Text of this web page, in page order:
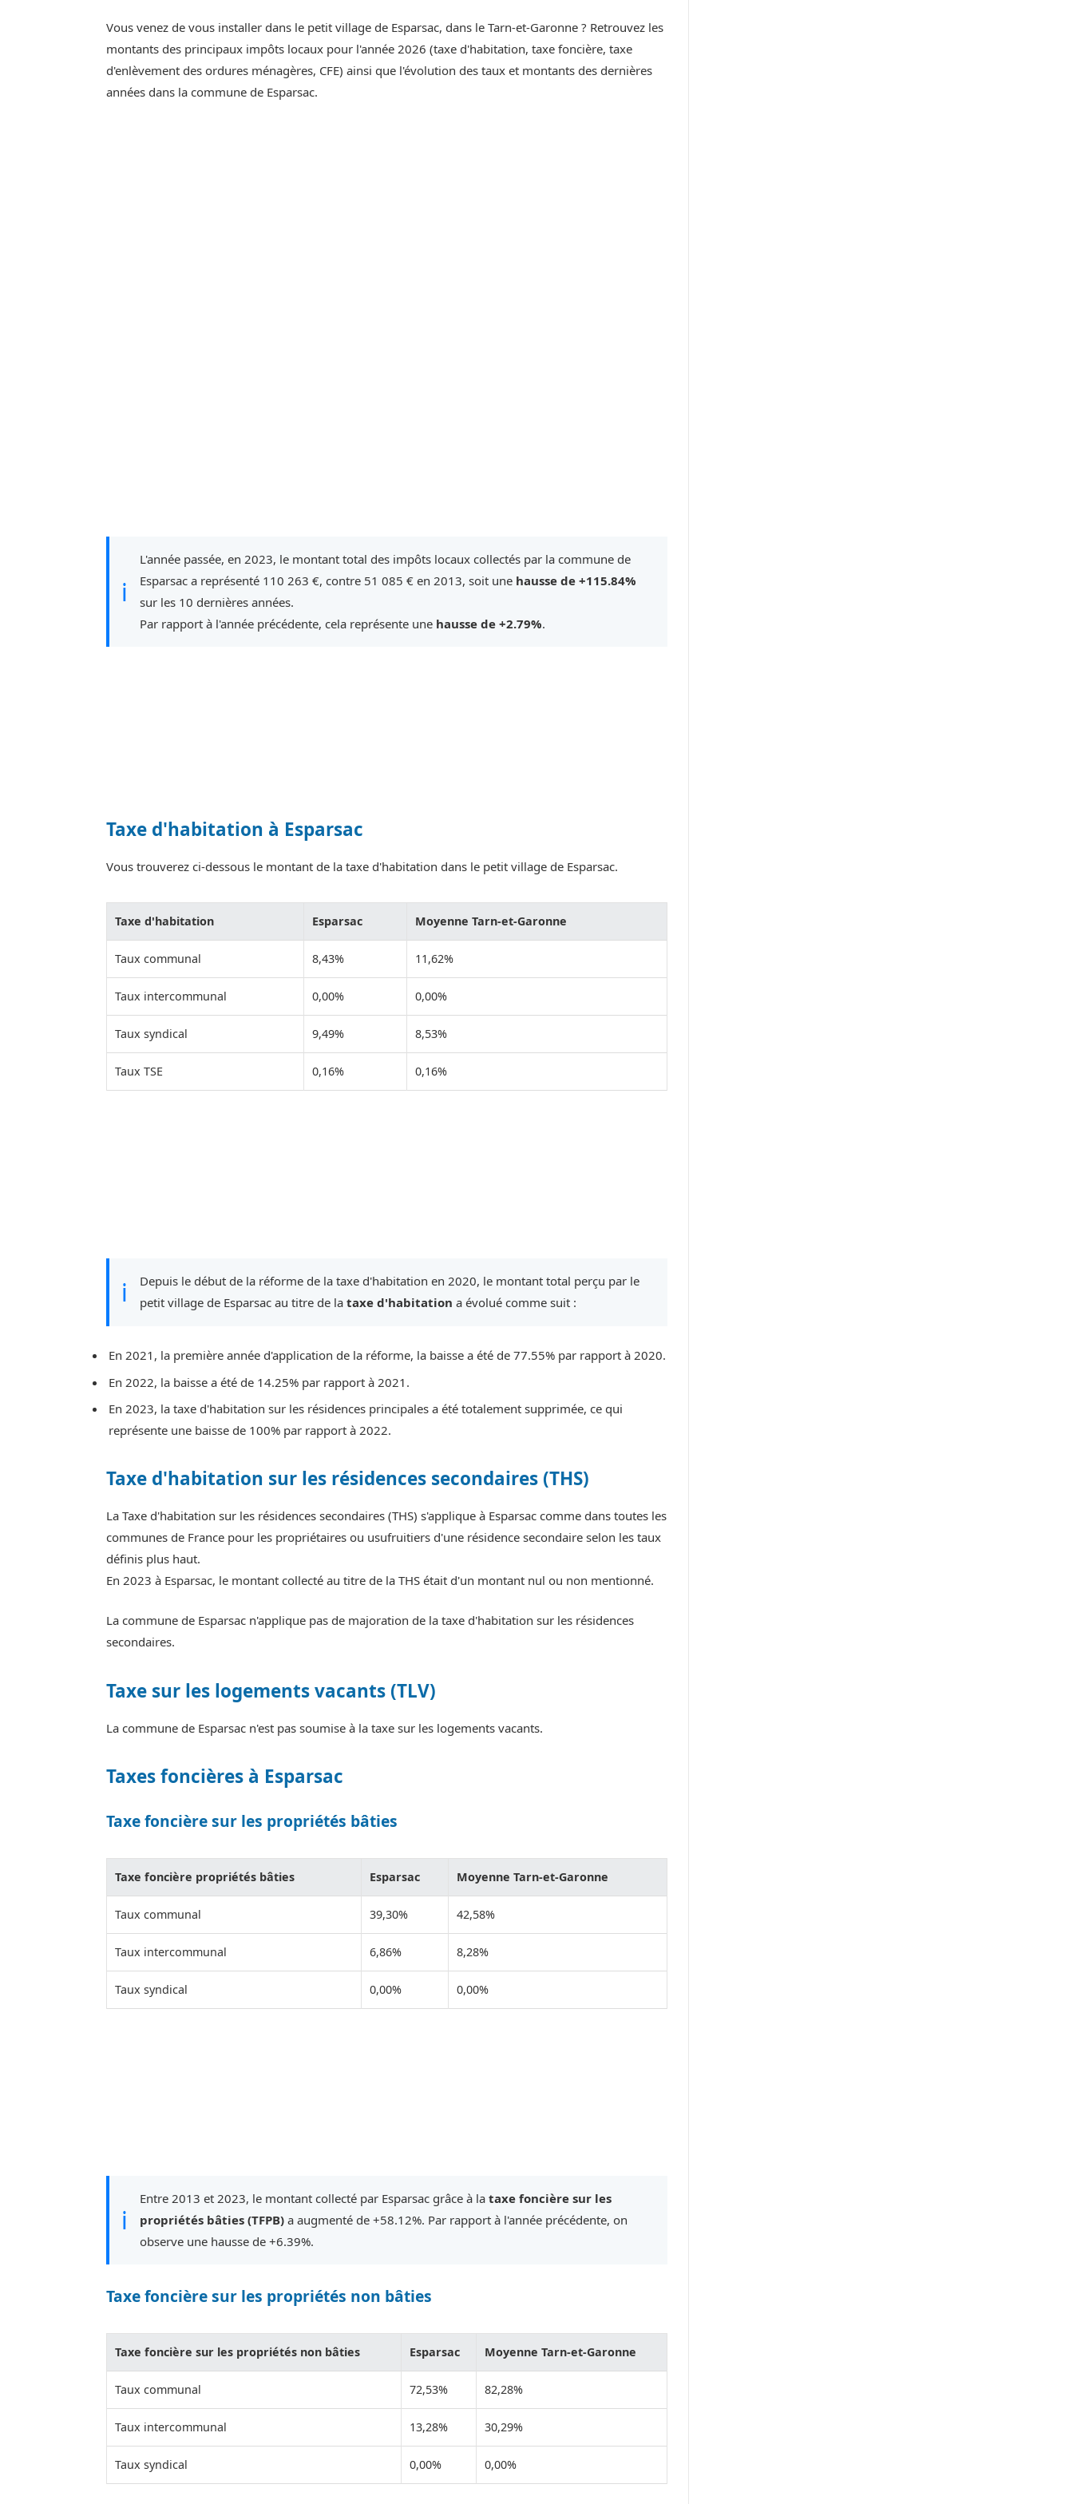
Vous venez de vous installer dans le petit village de Esparsac, dans le Tarn-et-Garonne ? Retrouvez les
montants des principaux impôts locaux pour l'année 2026 (taxe d'habitation, taxe foncière, taxe
d'enlèvement des ordures ménagères, CFE) ainsi que l'évolution des taux et montants des dernières
années dans la commune de Esparsac.
ℹ
L'année passée, en 2023, le montant total des impôts locaux collectés par la commune de
Esparsac a représenté 110 263 €, contre 51 085 € en 2013, soit une hausse de +115.84%
sur les 10 dernières années.
Par rapport à l'année précédente, cela représente une hausse de +2.79%.
Taxe d'habitation à Esparsac
Vous trouverez ci-dessous le montant de la taxe d'habitation dans le petit village de Esparsac.
Taxe d'habitation Esparsac Moyenne Tarn-et-Garonne
Taux communal 8,43% 11,62%
Taux intercommunal 0,00% 0,00%
Taux syndical 9,49% 8,53%
Taux TSE 0,16% 0,16%
ℹ
Depuis le début de la réforme de la taxe d'habitation en 2020, le montant total perçu par le
petit village de Esparsac au titre de la taxe d'habitation a évolué comme suit :
En 2021, la première année d'application de la réforme, la baisse a été de 77.55% par rapport à 2020.
En 2022, la baisse a été de 14.25% par rapport à 2021.
En 2023, la taxe d'habitation sur les résidences principales a été totalement supprimée, ce qui
représente une baisse de 100% par rapport à 2022.
Taxe d'habitation sur les résidences secondaires (THS)
La Taxe d'habitation sur les résidences secondaires (THS) s'applique à Esparsac comme dans toutes les
communes de France pour les propriétaires ou usufruitiers d'une résidence secondaire selon les taux
définis plus haut.
En 2023 à Esparsac, le montant collecté au titre de la THS était d'un montant nul ou non mentionné.
La commune de Esparsac n'applique pas de majoration de la taxe d'habitation sur les résidences
secondaires.
Taxe sur les logements vacants (TLV)
La commune de Esparsac n'est pas soumise à la taxe sur les logements vacants.
Taxes foncières à Esparsac
Taxe foncière sur les propriétés bâties
Taxe foncière propriétés bâties Esparsac Moyenne Tarn-et-Garonne
Taux communal 39,30% 42,58%
Taux intercommunal 6,86% 8,28%
Taux syndical 0,00% 0,00%
ℹ
Entre 2013 et 2023, le montant collecté par Esparsac grâce à la taxe foncière sur les
propriétés bâties (TFPB) a augmenté de +58.12%. Par rapport à l'année précédente, on
observe une hausse de +6.39%.
Taxe foncière sur les propriétés non bâties
Taxe foncière sur les propriétés non bâties Esparsac Moyenne Tarn-et-Garonne
Taux communal 72,53% 82,28%
Taux intercommunal 13,28% 30,29%
Taux syndical 0,00% 0,00%